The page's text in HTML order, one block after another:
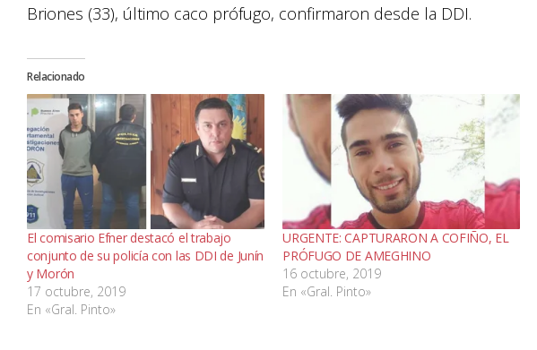
Briones (33), último caco prófugo, confirmaron desde la DDI.
Relacionado
El comisario Efner destacó el trabajo
conjunto de su policía con las DDI de Junín
y Morón
17 octubre, 2019
En «Gral. Pinto»
URGENTE: CAPTURARON A COFIÑO, EL
PRÓFUGO DE AMEGHINO
16 octubre, 2019
En «Gral. Pinto»